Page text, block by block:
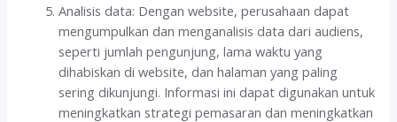
Analisis data: Dengan website, perusahaan dapat
mengumpulkan dan menganalisis data dari audiens,
seperti jumlah pengunjung, lama waktu yang
dihabiskan di website, dan halaman yang paling
sering dikunjungi. Informasi ini dapat digunakan untuk
meningkatkan strategi pemasaran dan meningkatkan